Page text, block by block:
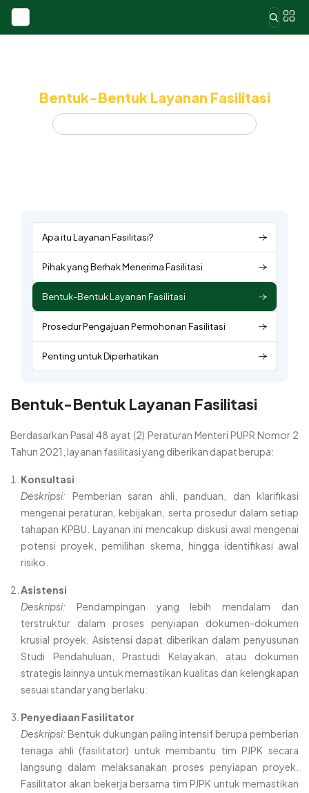
Bentuk-Bentuk Layanan Fasilitasi
Apa itu Layanan Fasilitasi?
Pihak yang Berhak Menerima Fasilitasi
Bentuk-Bentuk Layanan Fasilitasi
Prosedur Pengajuan Permohonan Fasilitasi
Penting untuk Diperhatikan
Bentuk-Bentuk Layanan Fasilitasi
Berdasarkan Pasal 48 ayat (2) Peraturan Menteri PUPR Nomor 2
Tahun 2021, layanan fasilitasi yang diberikan dapat berupa:
Konsultasi
Deskripsi: Pemberian saran ahli, panduan, dan klarifikasi
mengenai peraturan, kebijakan, serta prosedur dalam setiap
tahapan KPBU. Layanan ini mencakup diskusi awal mengenai
potensi proyek, pemilihan skema, hingga identifikasi awal
risiko.
Asistensi
Deskripsi: Pendampingan yang lebih mendalam dan
terstruktur dalam proses penyiapan dokumen-dokumen
krusial proyek. Asistensi dapat diberikan dalam penyusunan
Studi Pendahuluan, Prastudi Kelayakan, atau dokumen
strategis lainnya untuk memastikan kualitas dan kelengkapan
sesuai standar yang berlaku.
Penyediaan Fasilitator
Deskripsi: Bentuk dukungan paling intensif berupa pemberian
tenaga ahli (fasilitator) untuk membantu tim PJPK secara
langsung dalam melaksanakan proses penyiapan proyek.
Fasilitator akan bekerja bersama tim PJPK untuk memastikan